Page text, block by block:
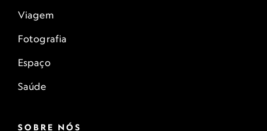
Viagem
Fotografia
Espaço
Saúde
SOBRE NÓS